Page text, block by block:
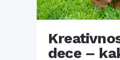
dece –